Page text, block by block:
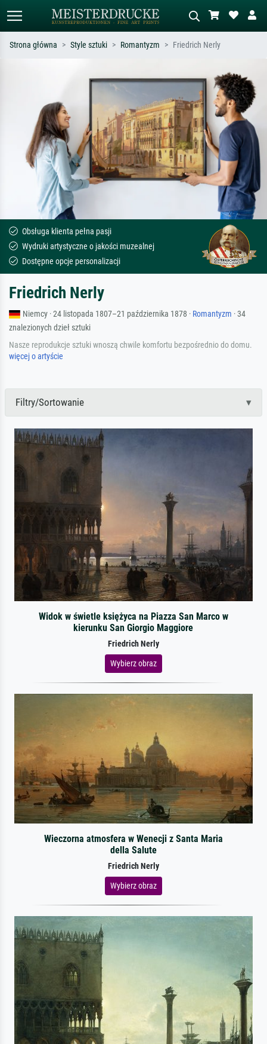
Szukaj wg artysty, tytułu lub stylu – np.
Monet, Gwiaździsta noc,
impresjonizm, fala Hokusaia, akt.
Opisz scenę – np. zielona łąka,
abstrakcja z czerwienią, ciemny olej,
stojący akt obok drzewa.
Strona główna Style sztuki Romantyzm Friedrich Nerly
Obsługa klienta pełna pasji
Wydruki artystyczne o jakości muzealnej
Dostępne opcje personalizacji
Friedrich Nerly
Niemcy · 24 listopada 1807–21 października 1878 · Romantyzm · 34
znalezionych dzieł sztuki
Nasze reprodukcje sztuki wnoszą chwile komfortu bezpośrednio do domu.
więcej o artyście
Filtry/Sortowanie
Widok w świetle księżyca na Piazza San Marco w
kierunku San Giorgio Maggiore
Friedrich Nerly
Wybierz obraz
Wieczorna atmosfera w Wenecji z Santa Maria
della Salute
Friedrich Nerly
Wybierz obraz